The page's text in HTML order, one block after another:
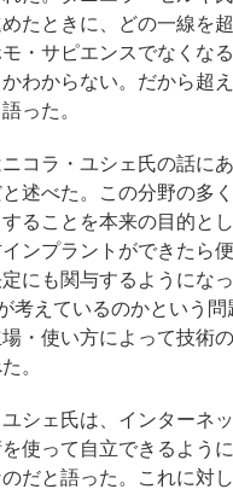
たときに、どの一線を
・サピエンスでなくな
わからない。だから超
った。
コラ・ユシェ氏の話に
述べた。この分野の多
ることを本来の目的と
ンプラントができたら
にも関与するようにな
考えているのかという問
・使い方によって技術
。
シェ氏は、インターネ
使って自立できるよう
だと語った。これに対